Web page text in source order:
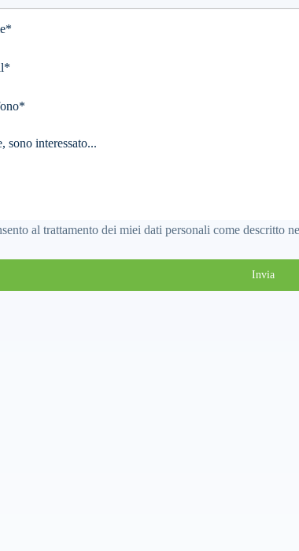
this field empty.
al trattamento dei miei dati personali come descritto